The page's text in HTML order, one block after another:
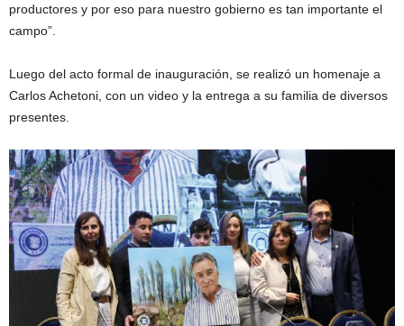
productores y por eso para nuestro gobierno es tan importante el
campo”.
Luego del acto formal de inauguración, se realizó un homenaje a
Carlos Achetoni, con un video y la entrega a su familia de diversos
presentes.